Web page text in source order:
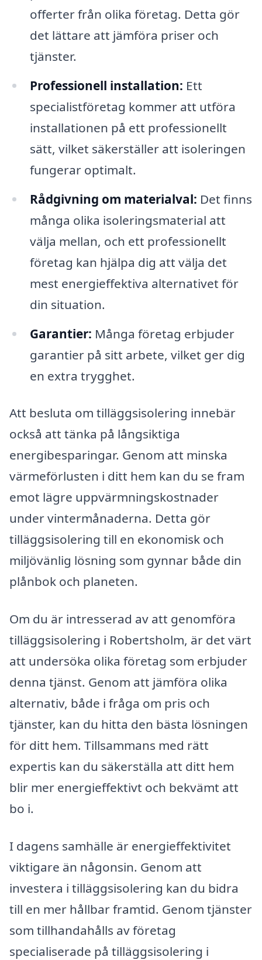
offerter från olika företag. Detta gör
det lättare att jämföra priser och
tjänster.
Professionell installation: Ett
specialistföretag kommer att utföra
installationen på ett professionellt
sätt, vilket säkerställer att isoleringen
fungerar optimalt.
Rådgivning om materialval: Det finns
många olika isoleringsmaterial att
välja mellan, och ett professionellt
företag kan hjälpa dig att välja det
mest energieffektiva alternativet för
din situation.
Garantier: Många företag erbjuder
garantier på sitt arbete, vilket ger dig
en extra trygghet.
Att besluta om tilläggsisolering innebär
också att tänka på långsiktiga
energibesparingar. Genom att minska
värmeförlusten i ditt hem kan du se fram
emot lägre uppvärmningskostnader
under vintermånaderna. Detta gör
tilläggsisolering till en ekonomisk och
miljövänlig lösning som gynnar både din
plånbok och planeten.
Om du är intresserad av att genomföra
tilläggsisolering i Robertsholm, är det värt
att undersöka olika företag som erbjuder
denna tjänst. Genom att jämföra olika
alternativ, både i fråga om pris och
tjänster, kan du hitta den bästa lösningen
för ditt hem. Tillsammans med rätt
expertis kan du säkerställa att ditt hem
blir mer energieffektivt och bekvämt att
bo i.
I dagens samhälle är energieffektivitet
viktigare än någonsin. Genom att
investera i tilläggsisolering kan du bidra
till en mer hållbar framtid. Genom tjänster
som tillhandahålls av företag
specialiserade på tilläggsisolering i